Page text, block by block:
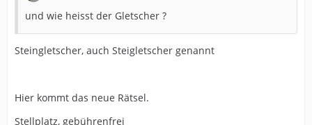
und wie heisst der Gletscher ?
Steingletscher, auch Steigletscher genannt
Hier kommt das neue Rätsel.
Stellplatz, gebührenfrei